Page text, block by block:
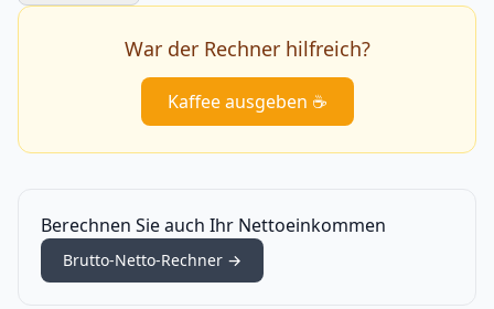
War der Rechner hilfreich?
Kaffee ausgeben ☕
Berechnen Sie auch Ihr Nettoeinkommen
Brutto-Netto-Rechner →